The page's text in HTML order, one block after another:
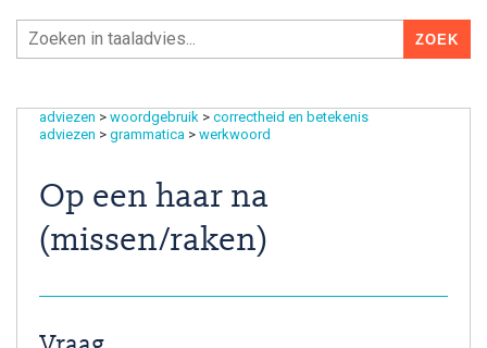
adviezen > woordgebruik > correctheid en betekenis
adviezen > grammatica > werkwoord
Op een haar na
(missen/raken)